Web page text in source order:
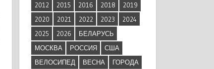
2012 2015 2016 2018
2019
2020
2021 2022 2023
2024
2025
2026
БЕЛАРУСЬ
МОСКВА
РОССИЯ
США
ВЕЛОСИПЕД
ВЕСНА
ГОРОДА